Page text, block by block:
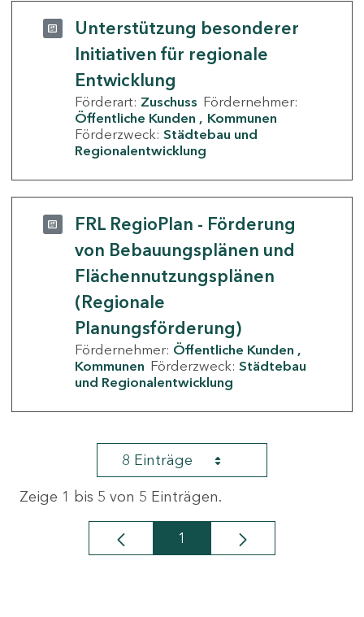
Unterstützung besonderer
Initiativen für regionale
Entwicklung
Förderart: Zuschuss Fördernehmer:
Öffentliche Kunden
Kommunen
Förderzweck: Städtebau und
Regionalentwicklung
FRL RegioPlan - Förderung
von Bebauungsplänen und
Flächennutzungsplänen
(Regionale
Planungsförderung)
Fördernehmer: Öffentliche Kunden
Kommunen Förderzweck: Städtebau
und Regionalentwicklung
8 Einträge
Zeige 1 bis 5 von 5 Einträgen.
Seite
1